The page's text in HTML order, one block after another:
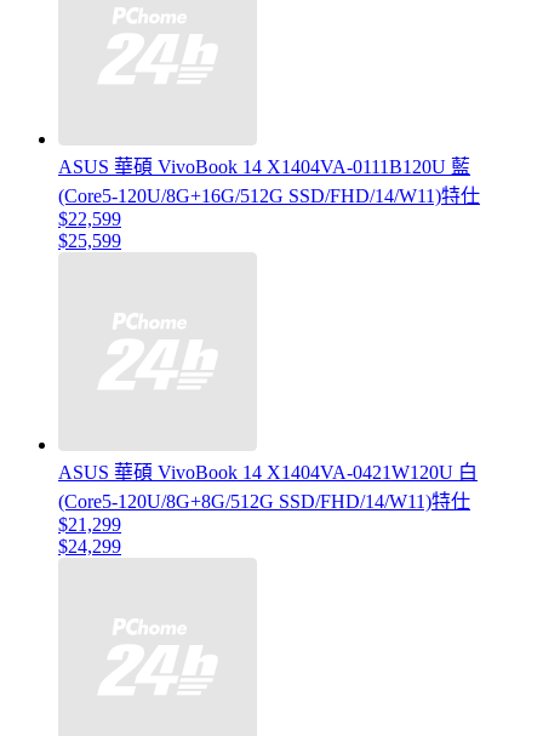
ASUS 華碩 VivoBook 14 X1404VA-0111B120U 藍
(Core5-120U/8G+16G/512G SSD/FHD/14/W11)特仕
$22,599
$25,599
ASUS 華碩 VivoBook 14 X1404VA-0421W120U 白
(Core5-120U/8G+8G/512G SSD/FHD/14/W11)特仕
$21,299
$24,299